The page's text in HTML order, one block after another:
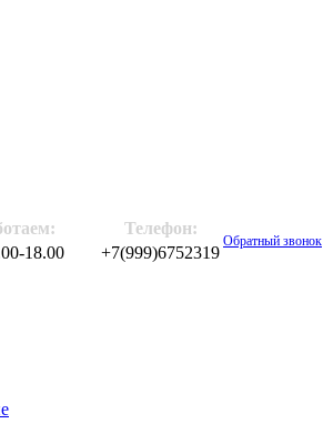
Телефон:
18.00
+7(999)6752319
Обратный звонок